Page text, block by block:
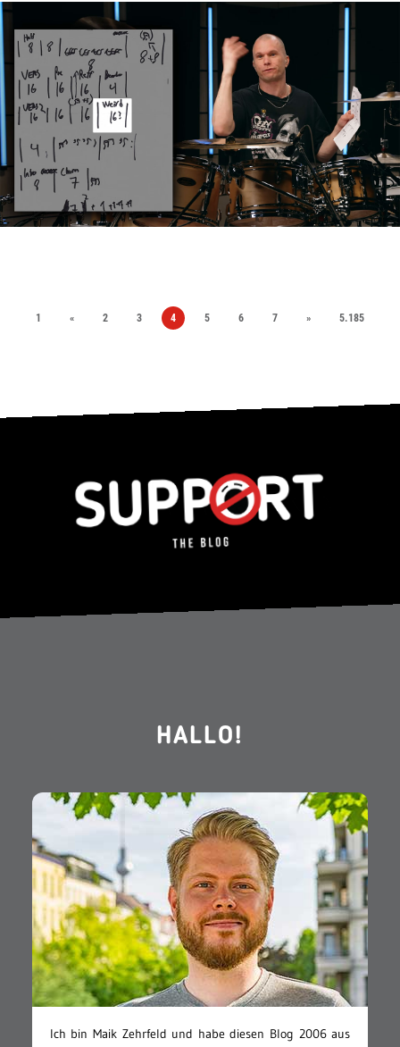
1 « 2 3 4 5 6 7 » 5.185
HALLO!
Ich bin Maik Zehrfeld und habe diesen Blog 2006 aus